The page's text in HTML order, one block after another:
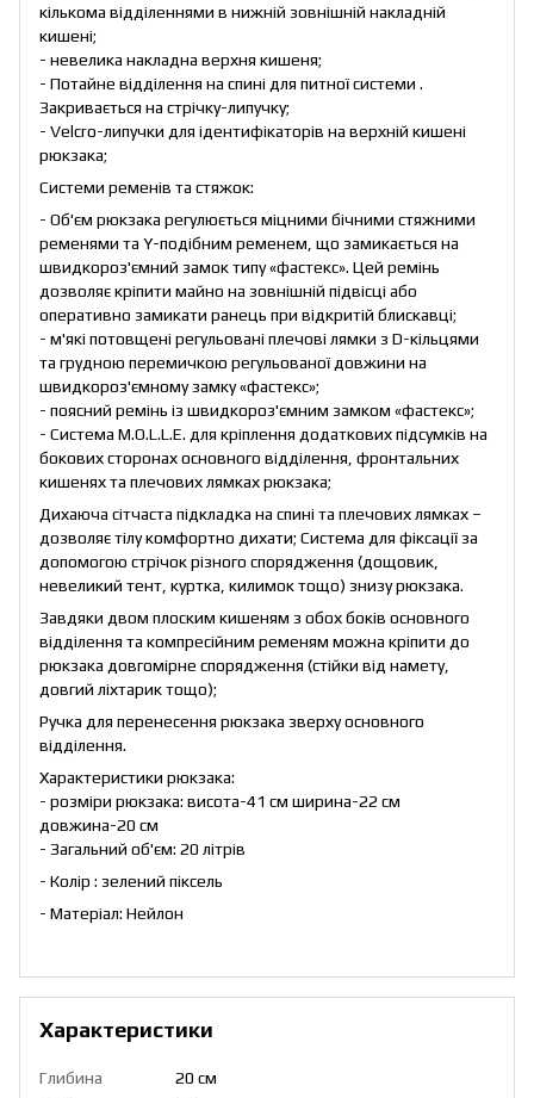
кількома відділеннями в нижній зовнішній накладній
кишені;
- невелика накладна верхня кишеня;
- Потайне відділення на спині для питної системи .
Закривається на стрічку-липучку;
- Velcro-липучки для ідентифікаторів на верхній кишені
рюкзака;
Системи ременів та стяжок:
- Об'єм рюкзака регулюється міцними бічними стяжними
ременями та Y-подібним ременем, що замикається на
швидкороз'ємний замок типу «фастекс». Цей ремінь
дозволяє кріпити майно на зовнішній підвісці або
оперативно замикати ранець при відкритій блискавці;
- м'які потовщені регульовані плечові лямки з D-кільцями
та грудною перемичкою регульованої довжини на
швидкороз'ємному замку «фастекс»;
- поясний ремінь із швидкороз'ємним замком «фастекс»;
- Система M.O.L.L.E. для кріплення додаткових підсумків на
бокових сторонах основного відділення, фронтальних
кишенях та плечових лямках рюкзака;
Дихаюча сітчаста підкладка на спині та плечових лямках –
дозволяє тілу комфортно дихати; Система для фіксації за
допомогою стрічок різного спорядження (дощовик,
невеликий тент, куртка, килимок тощо) знизу рюкзака.
Завдяки двом плоским кишеням з обох боків основного
відділення та компресійним ременям можна кріпити до
рюкзака довгомірне спорядження (стійки від намету,
довгий ліхтарик тощо);
Ручка для перенесення рюкзака зверху основного
відділення.
Характеристики рюкзака:
- розміри рюкзака: висота-41 см ширина-22 см
довжина-20 см
- Загальний об'єм: 20 літрів
- Колір : зелений піксель
- Матеріал: Нейлон
Характеристики
Глибина
20 см